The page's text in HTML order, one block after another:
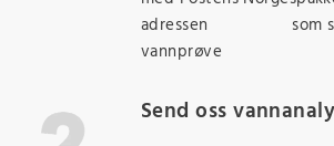
adressen som står
vannprøve
Send oss